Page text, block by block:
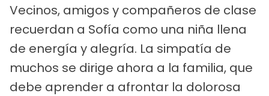
Vecinos, amigos y compañeros de clase
recuerdan a Sofía como una niña llena
de energía y alegría. La simpatía de
muchos se dirige ahora a la familia, que
debe aprender a afrontar la dolorosa